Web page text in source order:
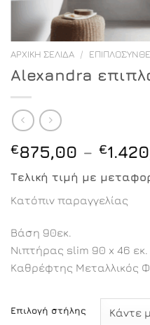
ΑΡΧΙΚΉ ΣΕΛΊΔΑ /
Alexandra
€875,00 – €
Τελική τιμή με
Κατόπιν παραγγελίας
Βάση 90εκ.
Νιπτήρας slim 90 x 46 εκ.
Καθρέφτης Μεταλλικός
Επιλογή στήλης